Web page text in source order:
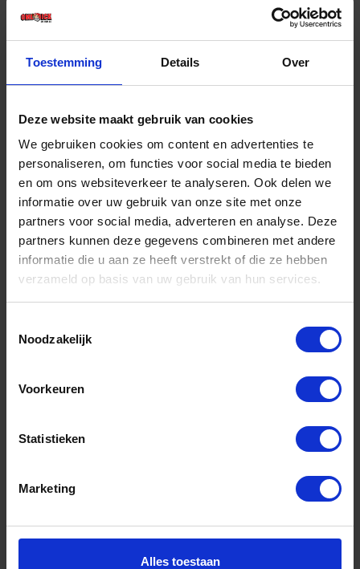
Toestemming Details Over
Deze website maakt gebruik van cookies
We gebruiken cookies om content en advertenties te
personaliseren, om functies voor social media te bieden
en om ons websiteverkeer te analyseren. Ook delen we
informatie over uw gebruik van onze site met onze
partners voor social media, adverteren en analyse. Deze
partners kunnen deze gegevens combineren met andere
informatie die u aan ze heeft verstrekt of die ze hebben
verzameld op basis van uw gebruik van hun services.
Noodzakelijk
Voorkeuren
Statistieken
Marketing
Alles toestaan
€ 38,12 incl. BTW
-
Bestel nu!
Niet op voorraad, levertijd 1 tot meerdere werkdagen
Prijs per 1 Doos
+
Doos